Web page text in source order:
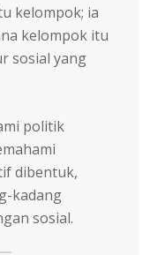
kelompok; ia
kelompok itu
sosial yang
politik
dibentuk,
kadang
sosial.